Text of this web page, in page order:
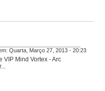
Quarta, Março 27, 2013 - 20:23
VIP Mind Vortex - Arc